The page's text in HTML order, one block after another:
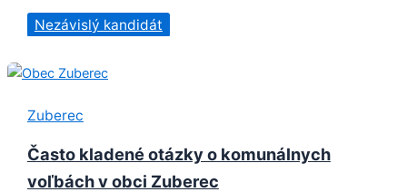
Nezávislý kandidát
Zuberec
Často kladené otázky o komunálnych
voľbách v obci Zuberec